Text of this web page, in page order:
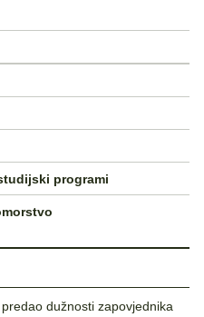
programi
dužnosti zapovjednika